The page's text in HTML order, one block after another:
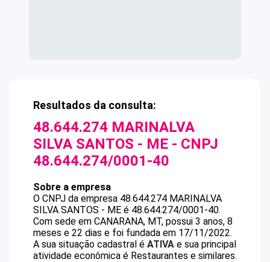
Resultados da consulta:
48.644.274 MARINALVA
SILVA SANTOS - ME - CNPJ
48.644.274/0001-40
Sobre a empresa
O CNPJ da empresa 48.644.274 MARINALVA
SILVA SANTOS - ME é 48.644.274/0001-40.
Com sede em CANARANA, MT, possui 3 anos, 8
meses e 22 dias e foi fundada em 17/11/2022.
A sua situação cadastral é ATIVA e sua principal
atividade econômica é Restaurantes e similares.